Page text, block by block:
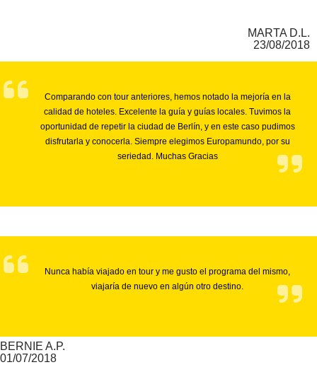
MARTA D.L.
23/08/2018
Comparando con tour anteriores, hemos notado la mejoría en la
calidad de hoteles. Excelente la guía y guías locales. Tuvimos la
oportunidad de repetir la ciudad de Berlín, y en este caso pudimos
disfrutarla y conocerla. Siempre elegimos Europamundo, por su
seriedad. Muchas Gracias
Nunca había viajado en tour y me gusto el programa del mismo,
viajaría de nuevo en algún otro destino.
BERNIE A.P.
01/07/2018